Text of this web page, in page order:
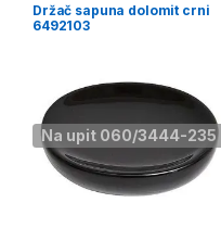
Na upit 060/3444-235
Držač sapuna dolomit crni
6492103